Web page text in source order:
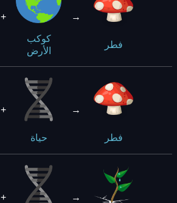
+
كوكب
الأرض
→
فطر
+
حياة
→
فطر
+ →